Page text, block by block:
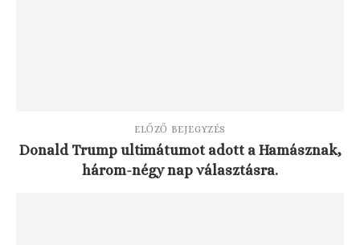
ELŐZŐ BEJEGYZÉS
Donald Trump ultimátumot adott a Hamásznak,
három-négy nap választásra.